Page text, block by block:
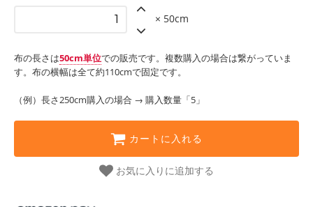
× 50cm
布の長さは50cm単位での販売です。複数購入の場合は繋がっていま
す。布の横幅は全て約110cmで固定です。
（例）長さ250cm購入の場合 → 購入数量「5」
カートに入れる
お気に入りに追加する